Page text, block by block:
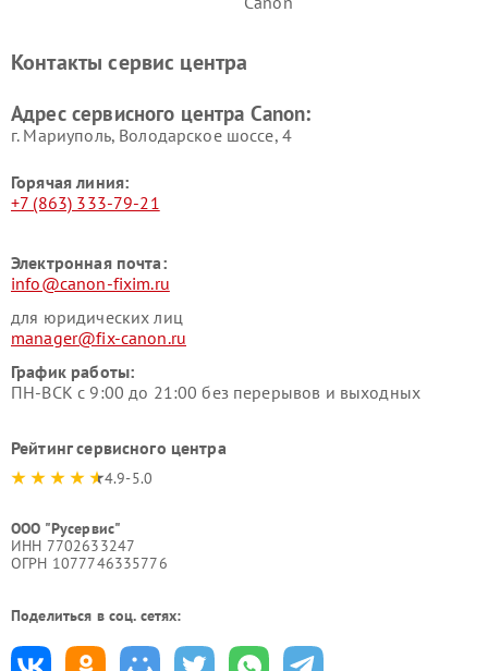
Контакты сервис центра
Адрес сервисного центра Canon:
г. Мариуполь, Володарское шоссе, 4
Горячая линия:
+7 (863) 333-79-21
Электронная почта:
info@canon-fixim.ru
для юридических лиц
manager@fix-canon.ru
График работы:
ПН-ВСК с 9:00 до 21:00 без перерывов и выходных
Рейтинг сервисного центра
4.9-5.0
ООО "Русервис"
ИНН 7702633247
ОГРН 1077746335776
Поделиться в соц. сетях: